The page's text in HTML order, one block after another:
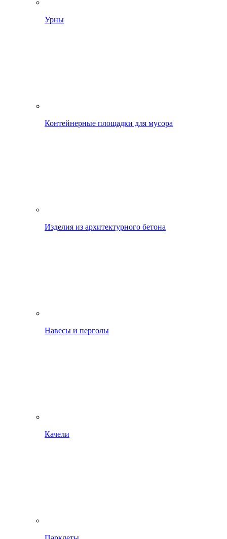
Урны
Контейнерные площадки для мусора
Изделия из архитектурного бетона
Навесы и перголы
Качели